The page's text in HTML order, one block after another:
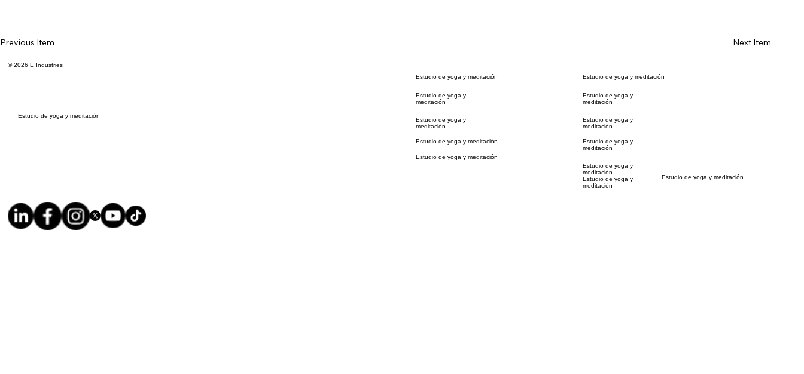
Previous Item Next Item
Estudio de yoga y meditación
© 2026 E Industries
Estudio de yoga y meditación
Estudio de yoga y
meditación
Estudio de yoga y
meditación
Estudio de yoga y meditación
Estudio de yoga y meditación
Estudio de yoga y meditación
Estudio de yoga y
meditación
Estudio de yoga y
meditación
Estudio de yoga y
meditación
Estudio de yoga y
meditación
Estudio de yoga y
meditación
Estudio de yoga y meditación